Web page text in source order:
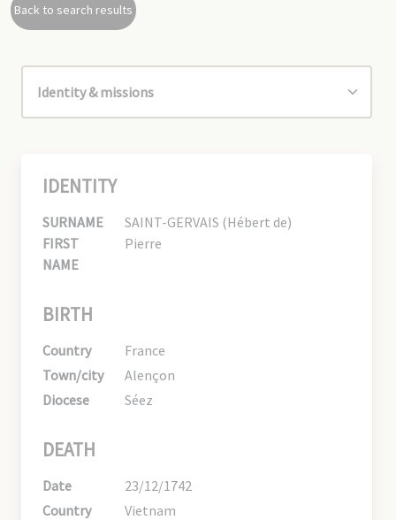
Back to search results
IDENTITY
SURNAME
SAINT-GERVAIS (Hébert de)
FIRST
NAME
Pierre
BIRTH
Country
France
Town/city
Alençon
Diocese
Séez
DEATH
Date
23/12/1742
Country
Vietnam